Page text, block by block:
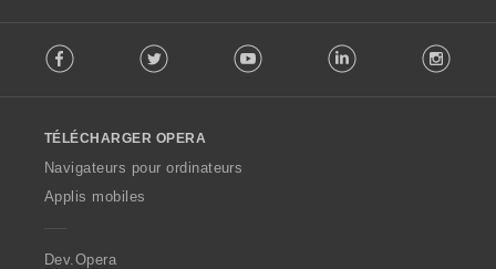
o
w
O
p
a
Facebook Twitter Youtube LinkedIn
TÉLÉCHARGER OPERA
Navigateurs pour ordinateurs
Applis mobiles
Dev.Opera